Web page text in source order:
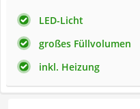
LED-Licht
großes Füllvolumen
inkl. Heizung